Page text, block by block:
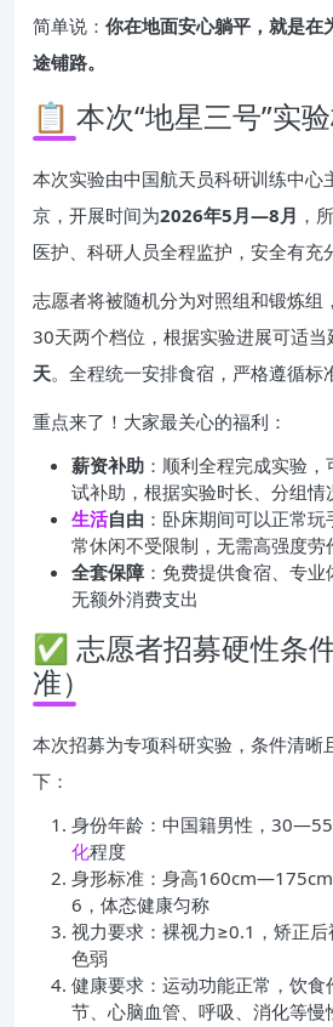
简单说： 你在地面安心躺平，就是在
途铺路。
📋 本次“地星三号”实
本次实验由中国航天员科研训练中心
京，开展时间为2026年5月—8月 ，
医护、科研人员全程监护，安全有充
志愿者将被随机分为对照组和锻炼组
30天两个档位，根据实验进展可适当
天。全程统一安排食宿，严格遵循标
重点来了！大家最关心的福利：
薪资补助 ：顺利全程完成实验，
试补助，根据实验时长、分组情
生活自由 ：卧床期间可以正常
常休闲不受限制，无需高强度劳
全套保障 ：免费提供食宿、专
无额外消费支出
✅ 志愿者招募硬性条
准）
本次招募为专项科研实验，条件清晰
下：
身份年龄：中国籍男性，
化程度
身形标准：身高
6，体态健康匀称
视力要求：裸视力≥0.1，矫正后
色弱
健康要求：运动功能正常，饮食
节、心脑血管、呼吸、消化等